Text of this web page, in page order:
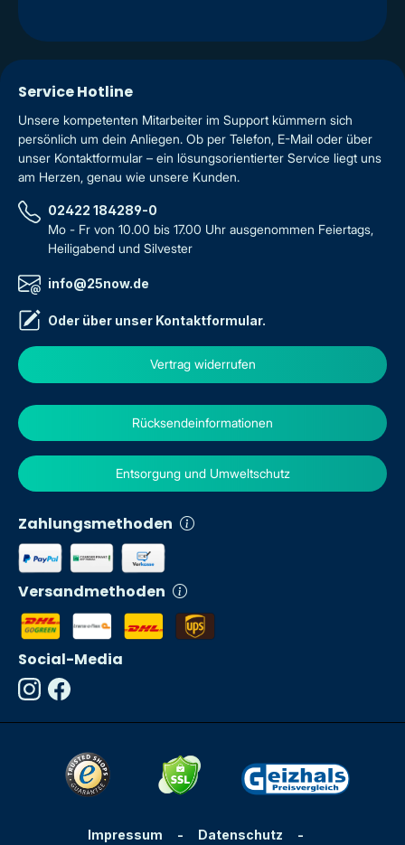
Service Hotline
Unsere kompetenten Mitarbeiter im Support kümmern sich
persönlich um dein Anliegen. Ob per Telefon, E-Mail oder über
unser Kontaktformular – ein lösungsorientierter Service liegt uns
am Herzen, genau wie unsere Kunden.
02422 184289-0
Mo - Fr von 10.00 bis 17.00 Uhr ausgenommen Feiertags,
Heiligabend und Silvester
info@25now.de
Oder über unser Kontaktformular.
Vertrag widerrufen
Zahlungsmethoden
Versandmethoden
Rücksendeinformationen
Entsorgung und Umweltschutz
Social-Media
Impressum - Datenschutz -